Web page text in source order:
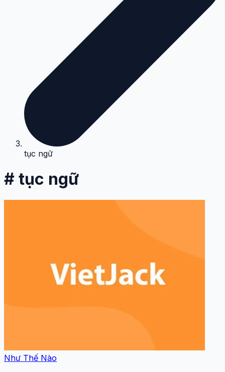
tục ngữ
# tục ngữ
Như Thế Nào